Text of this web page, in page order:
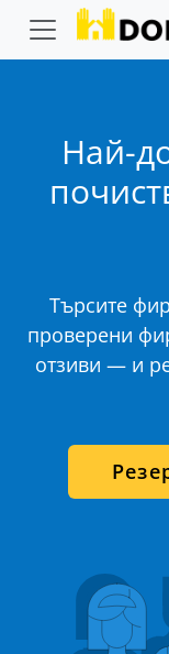
Най-
Търсите
проверени
отзиви — и